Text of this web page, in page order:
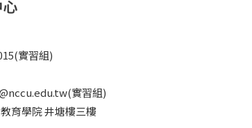
實習組)
實習組)
育學院 井塘樓三樓